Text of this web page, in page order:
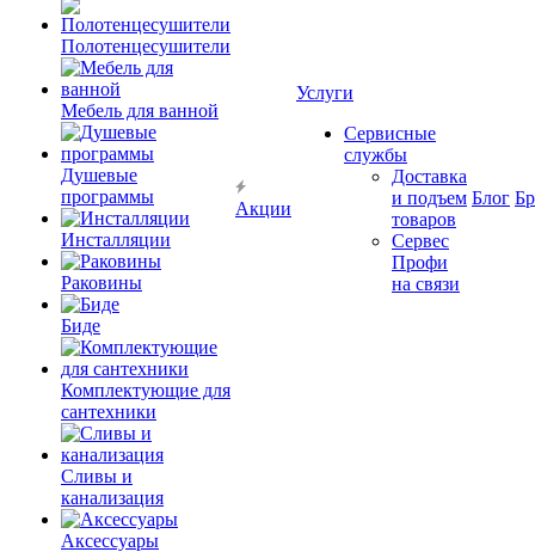
Полотенцесушители
Мебель для ванной
Душевые
программы
Инсталляции
Раковины
Биде
Комплектующие для
сантехники
Сливы и
канализация
Аксессуары
Акции
Услуги
Сервисные
службы
Доставка
и подъем
товаров
Сервес
Профи
на связи
Блог